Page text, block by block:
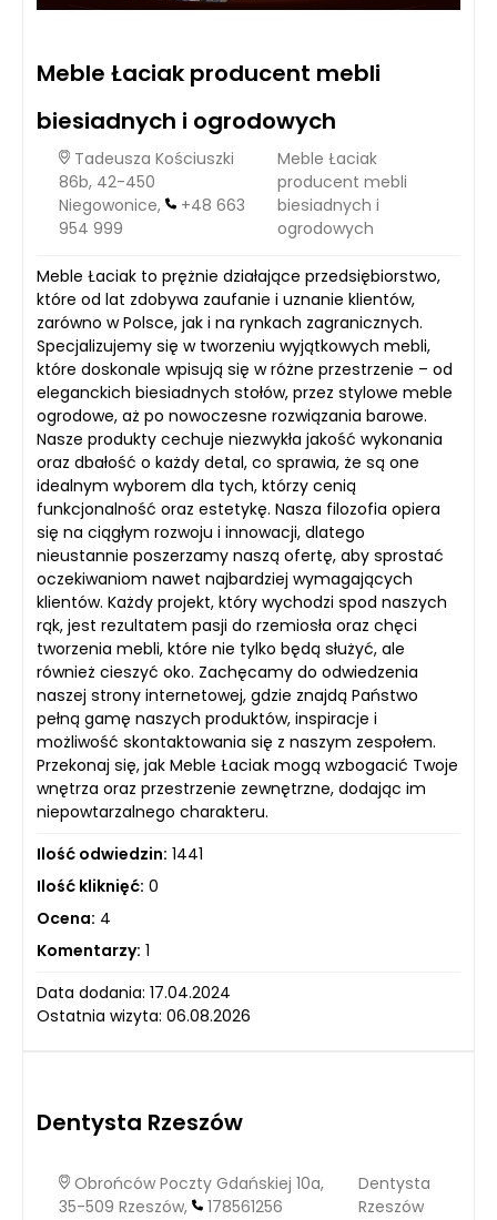
Meble Łaciak producent mebli
biesiadnych i ogrodowych
Tadeusza Kościuszki
86b, 42-450
Niegowonice,
+48 663
954 999
Meble Łaciak
producent mebli
biesiadnych i
ogrodowych
Meble Łaciak to prężnie działające przedsiębiorstwo,
które od lat zdobywa zaufanie i uznanie klientów,
zarówno w Polsce, jak i na rynkach zagranicznych.
Specjalizujemy się w tworzeniu wyjątkowych mebli,
które doskonale wpisują się w różne przestrzenie – od
eleganckich biesiadnych stołów, przez stylowe meble
ogrodowe, aż po nowoczesne rozwiązania barowe.
Nasze produkty cechuje niezwykła jakość wykonania
oraz dbałość o każdy detal, co sprawia, że są one
idealnym wyborem dla tych, którzy cenią
funkcjonalność oraz estetykę. Nasza filozofia opiera
się na ciągłym rozwoju i innowacji, dlatego
nieustannie poszerzamy naszą ofertę, aby sprostać
oczekiwaniom nawet najbardziej wymagających
klientów. Każdy projekt, który wychodzi spod naszych
rąk, jest rezultatem pasji do rzemiosła oraz chęci
tworzenia mebli, które nie tylko będą służyć, ale
również cieszyć oko. Zachęcamy do odwiedzenia
naszej strony internetowej, gdzie znajdą Państwo
pełną gamę naszych produktów, inspiracje i
możliwość skontaktowania się z naszym zespołem.
Przekonaj się, jak Meble Łaciak mogą wzbogacić Twoje
wnętrza oraz przestrzenie zewnętrzne, dodając im
niepowtarzalnego charakteru.
Ilość odwiedzin: 1441
Ilość kliknięć: 0
Ocena: 4
Komentarzy: 1
Data dodania: 17.04.2024
Ostatnia wizyta: 06.08.2026
Dentysta Rzeszów
Obrońców Poczty Gdańskiej 10a,
35-509 Rzeszów,
178561256
Dentysta
Rzeszów